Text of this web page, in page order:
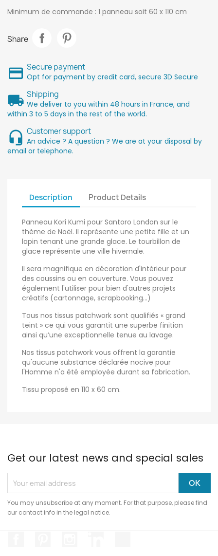
Minimum de commande : 1 panneau soit 60 x 110 cm
Share
Secure payment
Opt for payment by credit card, secure 3D Secure
Shipping
We deliver to you within 48 hours in France, and
within 3 to 5 days in the rest of the world.
Customer support
An advice ? A question ? We are at your disposal by
email or telephone.
Description Product Details
Panneau Kori Kumi pour Santoro London sur le
thème de Noël. Il représente une petite fille et un
lapin tenant une grande glace. Le tourbillon de
glace représente une ville hivernale.
Il sera magnifique en décoration d'intérieur pour
des coussins ou en couverture. Vous pouvez
également l'utiliser pour bien d'autres projets
créatifs (cartonnage, scrapbooking...)
Tous nos tissus patchwork sont qualifiés « grand
teint » ce qui vous garantit une superbe finition
ainsi qu’une exceptionnelle tenue au lavage.
Nos tissus patchwork vous offrent la garantie
qu'aucune substance déclarée nocive pour
l'Homme n'a été employée durant sa fabrication.
Tissu proposé en 110 x 60 cm.
Get our latest news and special sales
You may unsubscribe at any moment. For that purpose, please find
our contact info in the legal notice.